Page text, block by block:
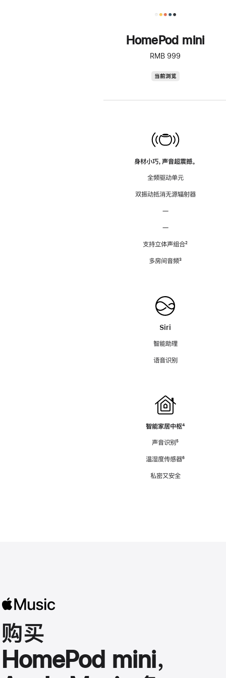
HomePod mini
RMB 999
当前浏览
身材小巧，声音超震撼。
全频驱动单元
双振动抵消无源辐射器
—
—
支持立体声组合脚
²
多房间音频脚
³
Siri
智能助理
语音识别
智能家居中枢脚
⁴
声音识别脚
⁵
温湿度传感器脚
⁶
私密又安全
购买
HomePod mini，